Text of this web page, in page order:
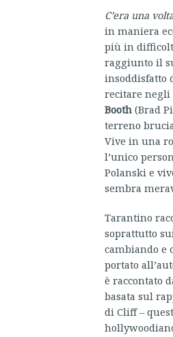
C’era una
in maniera
più in
raggiunto il
insoddisfatto
recitare negli
Booth(Brad
terreno
Vive in una
l’unico
Polanski e
sembra
Tarantino
soprattutto
cambiando e
portato
è raccontato
basata sul
di Cliff –